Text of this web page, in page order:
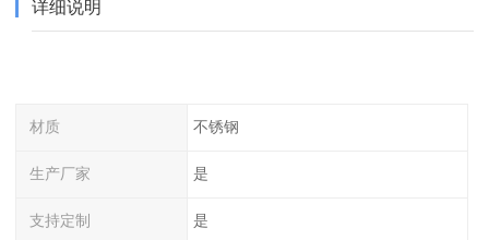
详细说明
材质 不锈钢
生产厂家 是
支持定制 是